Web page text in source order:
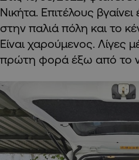
Νικήτα. Επιτέλους
στην παλιά πόλη και το
Είναι χαρούμενος. Λίγες
πρώτη φορά έξω από το